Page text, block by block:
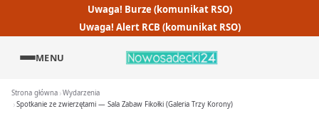
Uwaga! Burze (komunikat RSO)
Uwaga! Alert RCB (komunikat RSO)
MENU
Strona główna Wydarzenia
Spotkanie ze zwierzętami — Sala Zabaw Fikołki (Galeria Trzy Korony)